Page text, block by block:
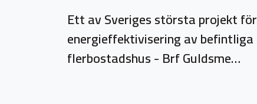
Ett av Sveriges största projekt för
energieffektivisering av befintliga
flerbostadshus - Brf Guldsme…